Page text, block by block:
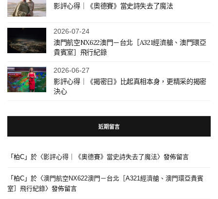
影評心得｜《奧德賽》當史詩失去了魔法
2026-07-24
澳門航空NX622澳門－台北［A321經濟艙、澳門環亞
貴賓室］飛行紀錄
2026-06-27
影評心得｜《揭密日》比起真相本身，更精采的揭密
決心
近期留言
「 柏C 」於〈影評心得｜《奧德賽》當史詩失去了魔法〉發佈留言
「 柏C 」於〈澳門航空NX622澳門－台北［A321經濟艙、澳門環亞貴賓
室］飛行紀錄〉發佈留言